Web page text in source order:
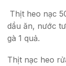
Thịt heo nạc
dầu ăn, nước
gà 1 quả.
Thịt nạc heo